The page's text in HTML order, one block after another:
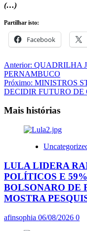
(…)
Partilhar isto:
Facebook
Navegação
de
artigos
Anterior: QUADRILHA
PERNAMBUCO
Próximo: MINISTROS
DECIDIR FUTURO
Mais histórias
LULA LIDERA
POLÍTICOS E
BOLSONARO DE
MOSTRA
afinsophia 06/08/2026 0